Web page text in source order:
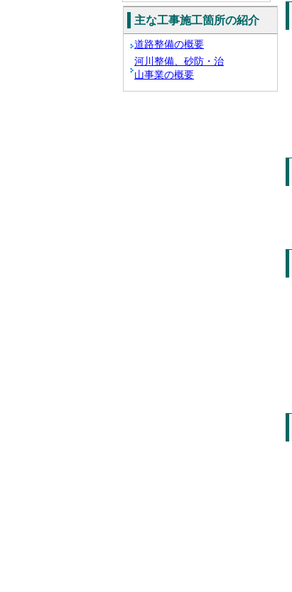
主な工事施工箇所の紹介
道路整備の概要
河川整備、砂防・治
山事業の概要